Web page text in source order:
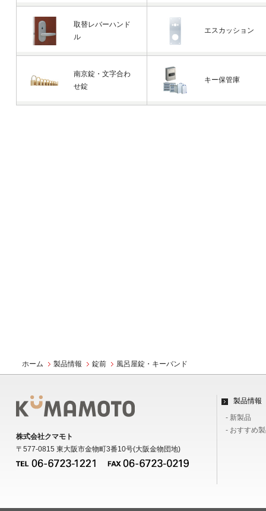
取替レバーハンド
ル
エスカッション
南京錠・文字合わ
せ錠
キー保管庫
ホーム 製品情報 錠前 風呂屋錠・キーバンド
株式会社クマモト
〒577-0815 東大阪市金物町3番10号(大阪金物団地)
製品情報
- 新製品
- おすすめ